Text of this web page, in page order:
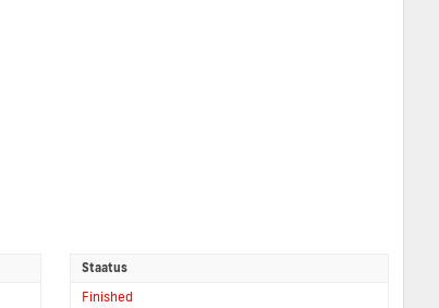
Staatus
Finished